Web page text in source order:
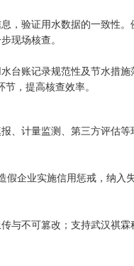
，验证用水数据的一致性
现场核查。
台账记录规范性及节水措
，提高核查效率。
、计量监测、第三方评估
企业实施信用惩戒，纳入
与不可篡改；支持武汉祺